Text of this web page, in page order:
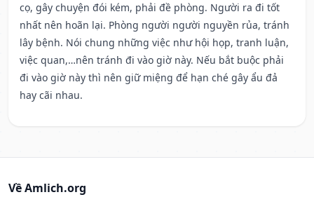
cọ, gây chuyện đói kém, phải đề phòng. Người ra đi tốt
nhất nên hoãn lại. Phòng người người nguyền rủa, tránh
lây bệnh. Nói chung những việc như hội họp, tranh luận,
việc quan,…nên tránh đi vào giờ này. Nếu bắt buộc phải
đi vào giờ này thì nên giữ miệng để hạn ché gây ẩu đả
hay cãi nhau.
Về Amlich.org